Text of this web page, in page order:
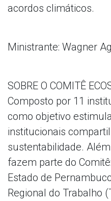
acordos climáticos.
Ministrante: Wagner
SOBRE O COMITÊ
Composto por 11
como objetivo
institucionais
sustentabilidade.
fazem parte do
Estado de
Regional do Trabalho